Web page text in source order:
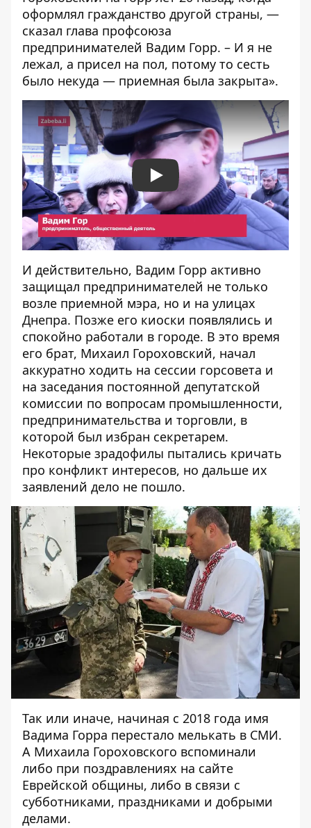
оформлял гражданство другой страны, —
сказал глава профсоюза
предпринимателей Вадим Горр. – И я не
лежал, а присел на пол, потому то сесть
было некуда — приемная была закрыта».
Play
И действительно, Вадим Горр активно
защищал предпринимателей не только
возле приемной мэра, но и на улицах
Днепра. Позже его киоски появлялись и
спокойно работали в городе. В это время
его брат, Михаил Гороховский, начал
аккуратно ходить на сессии горсовета и
на заседания постоянной депутатской
комиссии по вопросам промышленности,
предпринимательства и торговли, в
которой был избран секретарем.
Некоторые зрадофилы пытались кричать
про конфликт интересов, но дальше их
заявлений дело не пошло.
Так или иначе, начиная с 2018 года имя
Вадима Горра перестало мелькать в СМИ.
А Михаила Гороховского вспоминали
либо при поздравлениях на сайте
Еврейской общины, либо в связи с
субботниками, праздниками и добрыми
делами.